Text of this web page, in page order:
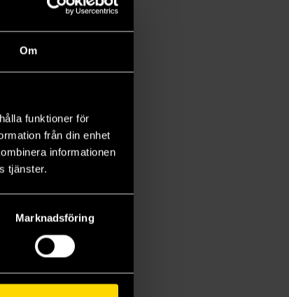
Om
funktioner för
från din enhet
informationen
tjänster.
Marknadsföring